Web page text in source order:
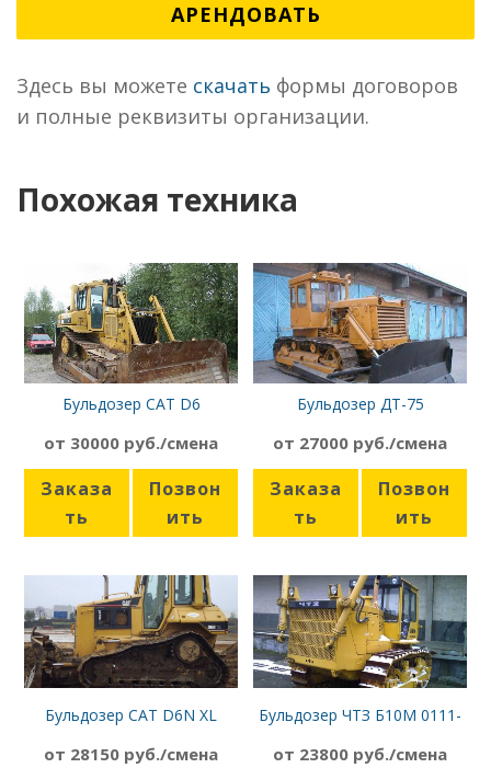
АРЕНДОВАТЬ
Здесь вы можете скачать формы договоров
и полные реквизиты организации.
Похожая техника
Бульдозер CAT D6
от 30000 руб./смена
Заказа
ть
Позвон
ить
Бульдозер ДТ-75
от 27000 руб./смена
Заказа
ть
Позвон
ить
Бульдозер CAT D6N XL
от 28150 руб./смена
Бульдозер ЧТЗ Б10М 0111-
от 23800 руб./смена